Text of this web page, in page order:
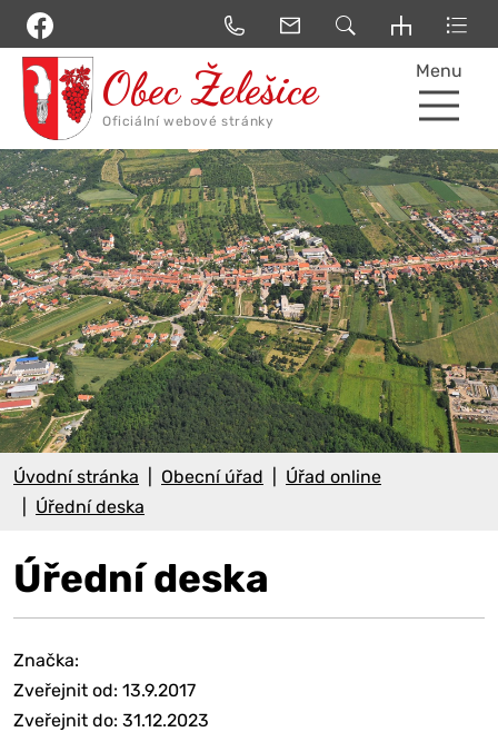
Menu
Úvodní stránka Obecní úřad
Úřad online
Úřední deska
Úřední deska
Značka:
Zveřejnit od: 13.9.2017
Zveřejnit do: 31.12.2023